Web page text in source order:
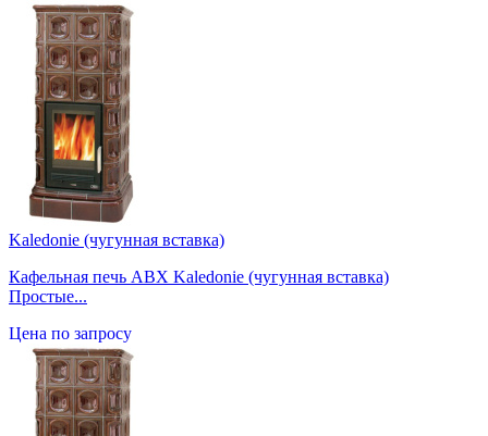
Kaledonie (чугунная вставка)
Кафельная печь ABX Kaledonie (чугунная вставка)
Простые...
Цена по запросу